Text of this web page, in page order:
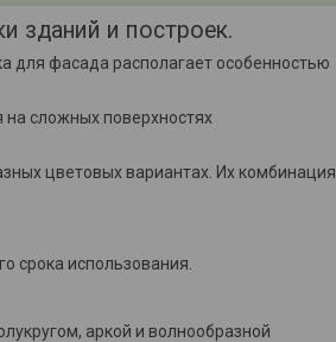
зданий и построек.
для фасада располагает особенностью
сложных поверхностях
цветовых вариантах. Их комбинация
срока использования.
аркой и волнообразной